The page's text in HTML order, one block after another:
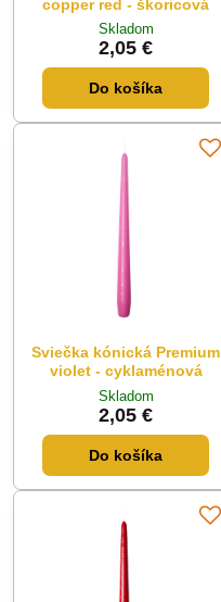
copper red - škoricová
Skladom
2,05 €
Do košíka
Sviečka kónická Premium
violet - cyklaménová
Skladom
2,05 €
Do košíka